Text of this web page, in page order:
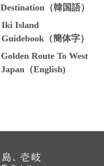
Destination（韓国語）
Iki Island
Guidebook（簡体字）
Golden Route To West
Japan（English)